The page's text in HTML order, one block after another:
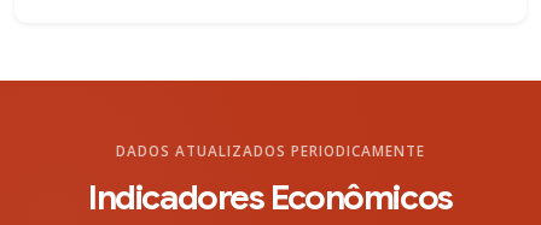
DADOS ATUALIZADOS PERIODICAMENTE
Indicadores Econômicos